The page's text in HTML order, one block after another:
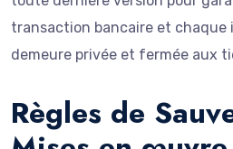
transaction bancaire et
demeure privée et fermée aux
Règles de